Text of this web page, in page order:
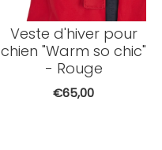
Veste d'hiver pour
chien "Warm so chic"
- Rouge
€65,00